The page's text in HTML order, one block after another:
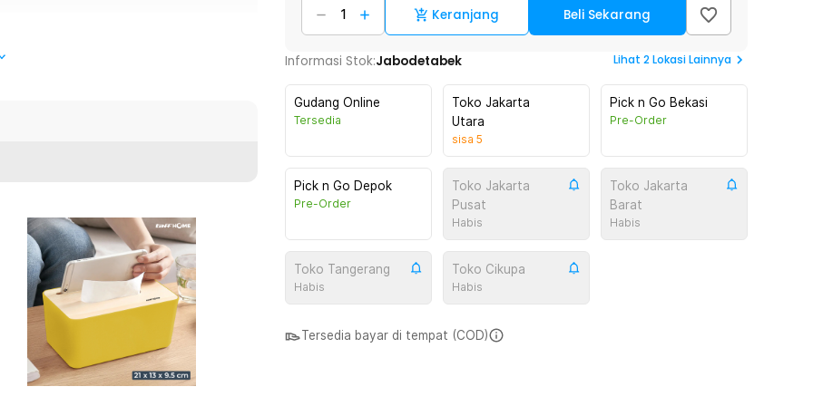
minimalis, tutup kayu elegan, dan
kerja, maupun makan.
ruangan di rumah.
Anda dapat meletakkan ponsel
call, atau mengecek pesan sambil
ini membuatnya lebih praktis dibanding
memberi kesan mewah. Perpaduan
berbagai gaya interior, dari klasik
Keranjang Beli Sekarang
Informasi Stok:Jabodetabek Lihat 2Lokasi Lainnya
Gudang Online
Tersedia
Toko Jakarta
Utara
sisa 5
Pick n Go Bekasi
Pre-Order
Pick n Go Depok
Pre-Order
Toko Jakarta
Pusat
Habis
Toko Jakarta
Barat
Habis
Toko Tangerang
Habis
Toko Cikupa
Habis
Tersedia bayar di tempat (COD)